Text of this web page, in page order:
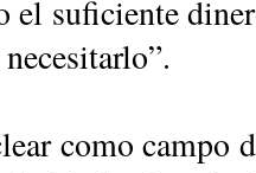
el su­fi­cien­te
co­mo cam­po